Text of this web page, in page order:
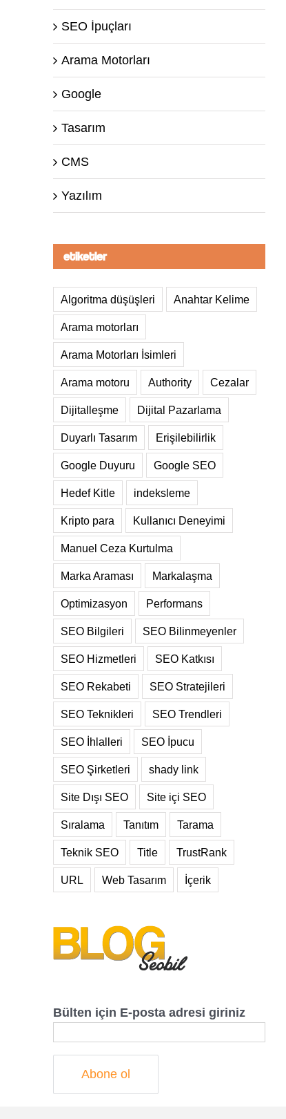
SEO İpuçları
Arama Motorları
Google
Tasarım
CMS
Yazılım
etiketler
Algoritma düşüşleri Anahtar Kelime
Arama motorları
Arama Motorları İsimleri
Arama motoru Authority Cezalar
Dijitalleşme Dijital Pazarlama
Duyarlı Tasarım Erişilebilirlik
Google Duyuru Google SEO
Hedef Kitle indeksleme
Kripto para Kullanıcı Deneyimi
Manuel Ceza Kurtulma
Marka Araması Markalaşma
Optimizasyon Performans
SEO Bilgileri SEO Bilinmeyenler
SEO Hizmetleri SEO Katkısı
SEO Rekabeti SEO Stratejileri
SEO Teknikleri SEO Trendleri
SEO İhlalleri SEO İpucu
SEO Şirketleri shady link
Site Dışı SEO Site içi SEO
Sıralama Tanıtım Tarama
Teknik SEO Title TrustRank
URL Web Tasarım İçerik
Bülten için E-posta adresi giriniz